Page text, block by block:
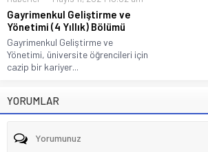
Gayrimenkul Geliştirme ve
Yönetimi (4 Yıllık) Bölümü
Gayrimenkul Geliştirme ve
Yönetimi, üniversite öğrencileri için
cazip bir kariyer...
YORUMLAR